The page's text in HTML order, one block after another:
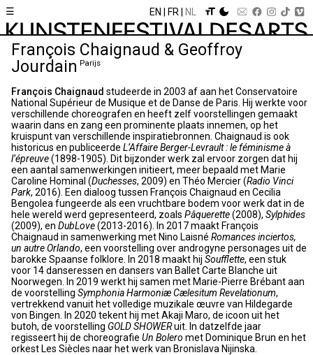
☰ EN FR NL
François Chaignaud & Geoffroy
Jourdain Parijs
François Chaignaud studeerde in 2003 af aan het Conservatoire
National Supérieur de Musique et de Danse de Paris. Hij werkte voor
verschillende choreografen en heeft zelf voorstellingen gemaakt
waarin dans en zang een prominente plaats innemen, op het
kruispunt van verschillende inspiratiebronnen. Chaignaud is ook
historicus en publiceerde L’Affaire Berger-Levrault : le féminisme à
l’épreuve(1898-1905). Dit bijzonder werk zal ervoor zorgen dat hij
een aantal samenwerkingen initieert, meer bepaald met Marie
Caroline Hominal (Duchesses, 2009) en Théo Mercier (Radio Vinci
Park, 2016). Een dialoog tussen François Chaignaud en Cecilia
Bengolea fungeerde als een vruchtbare bodem voor werk dat in de
hele wereld werd gepresenteerd, zoals Pâquerette(2008), Sylphides
(2009), en DubLove(2013-2016). In 2017 maakt François
Chaignaud in samenwerking met Nino Laisné Romances inciertos,
un autre Orlando, een voorstelling over androgyne personages uit de
barokke Spaanse folklore. In 2018 maakt hij Soufflette, een stuk
voor 14 danseressen en dansers van Ballet Carte Blanche uit
Noorwegen. In 2019 werkt hij samen met Marie-Pierre Brébant aan
de voorstelling Symphonia Harmoniæ Cælesitum Revelationum,
vertrekkend vanuit het volledige muzikale œuvre van Hildegarde
von Bingen. In 2020 tekent hij met Akaji Maro, de icoon uit het
butoh, de voorstelling GOLD SHOWERuit. In datzelfde jaar
regisseert hij de choreografie Un Bolero met Dominique Brun en het
orkest Les Siècles naar het werk van Bronislava Nijinska.